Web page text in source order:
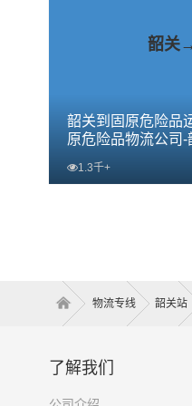
韶关
韶关到固原危险品
原危险品物流公司
1.3千+
物流专线 韶关站
了解我们